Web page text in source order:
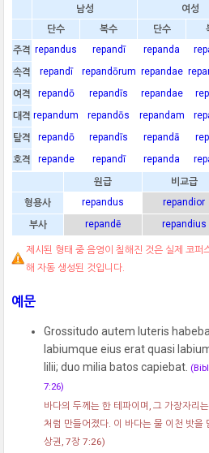
남성 여성
단수
복수 단수
주격 repandus repandī repanda
속격
repandī repandōrum repandae
여격
repandō repandīs repandae
대격 repandum repandōs repandam
탈격
repandō repandīs repandā
호격
repande repandī repanda
원급
비교급
형용사
repandus repandior
부사
repandē repandius
제시된 형태 중 음영이 칠해진 것은 실제 코퍼
해 자동 생성된 것입니다.
예문
Grossitudo autem luteris
labiumque eius erat quasi
lilii; duo milia batos capiebat.
7:26)
바다의 두께는 한 테파이며, 그 가장자리
처럼 만들어졌다. 이 바다는 물 이천 밧을
상권, 7장 7:26)